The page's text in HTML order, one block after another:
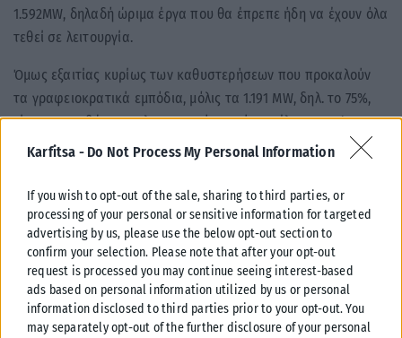
Karfitsa - Do Not Process My Personal Information
If you wish to opt-out of the sale, sharing to third parties, or
processing of your personal or sensitive information for targeted
advertising by us, please use the below opt-out section to
confirm your selection. Please note that after your opt-out
request is processed you may continue seeing interest-based
ads based on personal information utilized by us or personal
information disclosed to third parties prior to your opt-out. You
may separately opt-out of the further disclosure of your personal
1.592MW, δηλαδή ώριμα έργα που θα έπρεπε ήδη να έχουν όλα
τεθεί σε λειτουργία.
Όμως εξαιτίας κυρίως των καθυστερήσεων που προκαλούν
τα γραφειοκρατικά εμπόδια, μόλις τα 1.191 MW, δηλ. το 75%,
είχαν κατορθώσει να λειτουργούν κατά το τέλος του Α’
εξαμήνου 2026.
αποζημίωσης των αιολικών πάρκων που έχουν επιλεγεί σε
διαγωνισμούς και δεν έχουν υλοποιηθεί ακόμα είναι πολύ
μικρότερη από το κόστος παραγωγής από φυσικό αέριο.
Tags: αιολικά πάρκα αιολική ισχύς